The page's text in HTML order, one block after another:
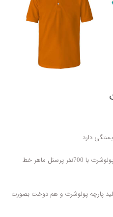
دارد
- توانایی تولید روزانه 5هزار ثوب انواع پولوشرت با 700نفر پرسنل ماهر خط
پارچه پولوشرت و هم دوخت بصورت